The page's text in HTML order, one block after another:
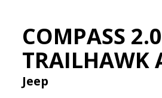
COMPASS
TRAILHAWK
Jeep